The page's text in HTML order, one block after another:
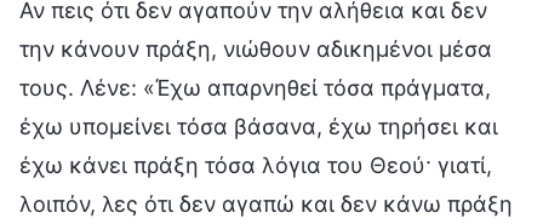
Αν πεις ότι δεν αγαπούν την αλήθεια και δεν
την κάνουν πράξη, νιώθουν αδικημένοι μέσα
τους. Λένε: «Έχω απαρνηθεί τόσα πράγματα,
έχω υπομείνει τόσα βάσανα, έχω τηρήσει και
έχω κάνει πράξη τόσα λόγια του Θεού· γιατί,
λοιπόν, λες ότι δεν αγαπώ και δεν κάνω πράξη